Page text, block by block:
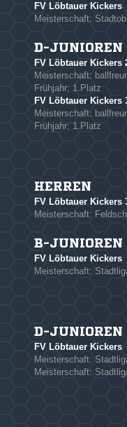
FV Löbtauer Kickers
Meisterschaft:
D-JUNIOREN
FV Löbtauer Kickers
Meisterschaft:
Frühjahr; 1.Platz
FV Löbtauer Kickers
Meisterschaft:
Frühjahr; 1.Platz
HERREN
FV Löbtauer Kickers
Meisterschaft:
B-JUNIOREN
FV Löbtauer Kickers
Meisterschaft:
D-JUNIOREN
FV Löbtauer Kickers
Meisterschaft:
Meisterschaft: